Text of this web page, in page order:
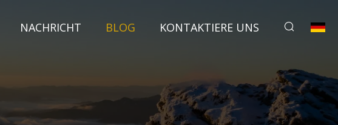
NACHRICHT BLOG KONTAKTIERE UNS